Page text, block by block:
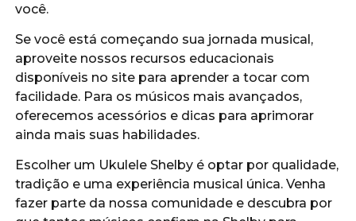
você.
Se você está começando sua jornada musical,
aproveite nossos recursos educacionais
disponíveis no site para aprender a tocar com
facilidade. Para os músicos mais avançados,
oferecemos acessórios e dicas para aprimorar
ainda mais suas habilidades.
Escolher um Ukulele Shelby é optar por qualidade,
tradição e uma experiência musical única. Venha
fazer parte da nossa comunidade e descubra por